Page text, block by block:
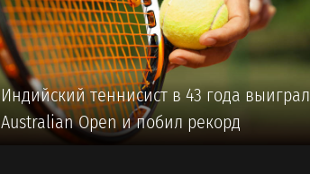
Индийский теннисист в 43 года выиграл
Australian Open и побил рекорд